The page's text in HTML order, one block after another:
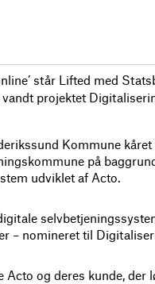
står Lifted med
vandt projektet
Kommune
på
udviklet af Acto.
– nomineret til
Acto og deres kunde, der